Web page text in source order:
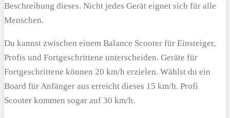
Beschreibung dieses. Nicht jedes Gerät eignet sich für alle
Menschen.
Du kannst zwischen einem Balance Scooter für Einsteiger,
Profis und Fortgeschrittene unterscheiden. Geräte für
Fortgeschrittene können 20 km/h erzielen. Wählst du ein
Board für Anfänger aus erreicht dieses 15 km/h. Profi
Scooter kommen sogar auf 30 km/h.